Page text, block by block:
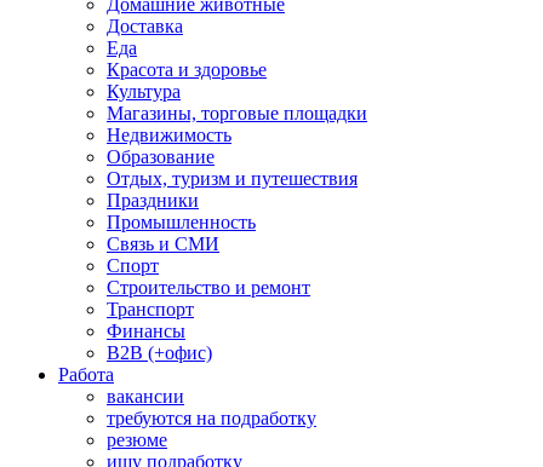
Домашние животные
Доставка
Еда
Красота и здоровье
Культура
Магазины, торговые площадки
Недвижимость
Образование
Отдых, туризм и путешествия
Праздники
Промышленность
Связь и СМИ
Спорт
Строительство и ремонт
Транспорт
Финансы
B2B (+офис)
Работа
вакансии
требуются на подработку
резюме
ищу подработку